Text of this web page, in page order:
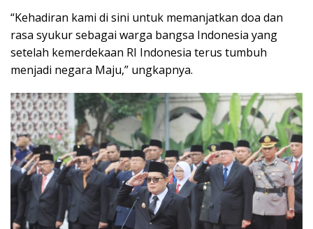
“Kehadiran kami di sini untuk memanjatkan doa dan
rasa syukur sebagai warga bangsa Indonesia yang
setelah kemerdekaan RI Indonesia terus tumbuh
menjadi negara Maju,” ungkapnya.